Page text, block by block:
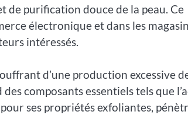
de purification douce de la peau. Ce
électronique et dans les
intéressés.
d’une production excessive
composants essentiels tels que
ses propriétés exfoliantes,